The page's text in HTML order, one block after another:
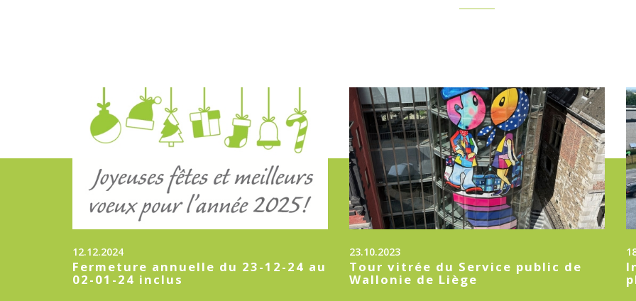
12.12.2024
Fermeture annuelle du 23-12-24 au
02-01-24 inclus
23.10.2023
Tour vitrée du Service public de
Wallonie de Liège